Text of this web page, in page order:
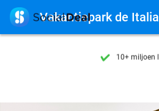
7 dagen per week
10+ miljoen
 Vakantiepark de